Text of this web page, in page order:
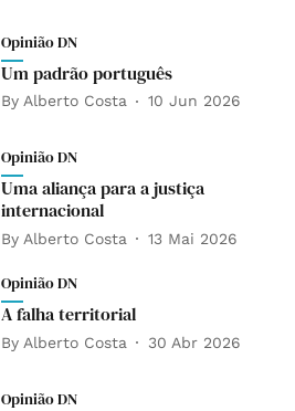
Opinião DN
Um padrão português
By Alberto Costa 10 Jun 2026
Opinião DN
Uma aliança para a justiça
internacional
By Alberto Costa 13 Mai 2026
Opinião DN
A falha territorial
By Alberto Costa 30 Abr 2026
Opinião DN